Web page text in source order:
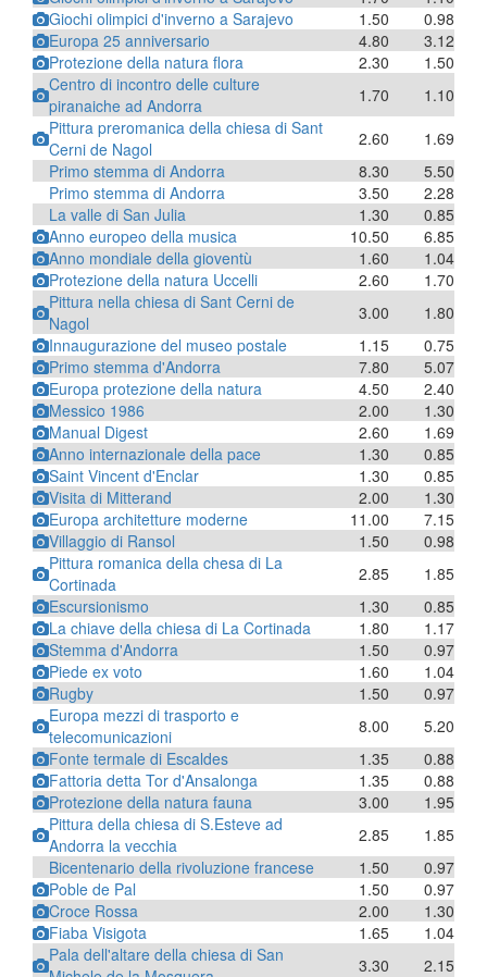
Giochi olimpici d'inverno a Sarajevo
1.50
0.98
Europa 25 anniversario
4.80
3.12
Protezione della natura flora
2.30
1.50
Centro di incontro delle culture
piranaiche ad Andorra
1.70
1.10
Pittura preromanica della chiesa di Sant
Cerni de Nagol
2.60
1.69
Primo stemma di Andorra
8.30
5.50
Primo stemma di Andorra
3.50
2.28
La valle di San Julia
1.30
0.85
Anno europeo della musica
10.50
6.85
Anno mondiale della gioventù
1.60
1.04
Protezione della natura Uccelli
2.60
1.70
Pittura nella chiesa di Sant Cerni de
Nagol
3.00
1.80
Innaugurazione del museo postale
1.15
0.75
Primo stemma d'Andorra
7.80
5.07
Europa protezione della natura
4.50
2.40
Messico 1986
2.00
1.30
Manual Digest
2.60
1.69
Anno internazionale della pace
1.30
0.85
Saint Vincent d'Enclar
1.30
0.85
Visita di Mitterand
2.00
1.30
Europa architetture moderne
11.00
7.15
Villaggio di Ransol
1.50
0.98
Pittura romanica della chesa di La
Cortinada
2.85
1.85
Escursionismo
1.30
0.85
La chiave della chiesa di La Cortinada
1.80
1.17
Stemma d'Andorra
1.50
0.97
Piede ex voto
1.60
1.04
Rugby
1.50
0.97
Europa mezzi di trasporto e
telecomunicazioni
8.00
5.20
Fonte termale di Escaldes
1.35
0.88
Fattoria detta Tor d'Ansalonga
1.35
0.88
Protezione della natura fauna
3.00
1.95
Pittura della chiesa di S.Esteve ad
Andorra la vecchia
2.85
1.85
Bicentenario della rivoluzione francese
1.50
0.97
Poble de Pal
1.50
0.97
Croce Rossa
2.00
1.30
Fiaba Visigota
1.65
1.04
Pala dell'altare della chiesa di San
3.30
2.15